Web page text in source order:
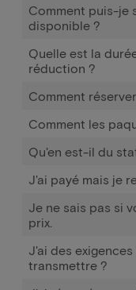
Comment puis-je
disponible ?
Quelle est la
réduction ?
Comment
Comment les
Qu'en est-il du
J'ai payé mais je
Je ne sais pas si
prix.
J'ai des
transmettre ?